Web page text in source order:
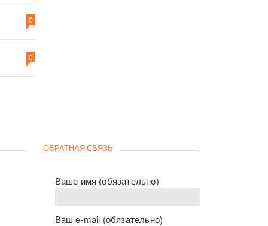
0
0
ОБРАТНАЯ СВЯЗЬ
Ваше имя (обязательно)
Ваш e-mail (обязательно)